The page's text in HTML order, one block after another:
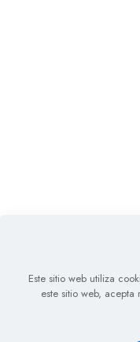
Este sitio web utiliza
este sitio web, acepta